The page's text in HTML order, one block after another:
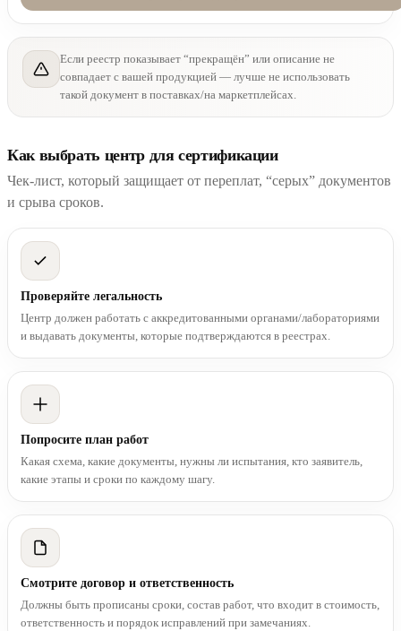
Если реестр показывает “прекращён” или описание не
совпадает с вашей продукцией — лучше не использовать
такой документ в поставках/на маркетплейсах.
Как выбрать центр для сертификации
Чек-лист, который защищает от переплат, “серых” документов
и срыва сроков.
Проверяйте легальность
Центр должен работать с аккредитованными органами/лабораториями
и выдавать документы, которые подтверждаются в реестрах.
Попросите план работ
Какая схема, какие документы, нужны ли испытания, кто заявитель,
какие этапы и сроки по каждому шагу.
Смотрите договор и ответственность
Должны быть прописаны сроки, состав работ, что входит в стоимость,
ответственность и порядок исправлений при замечаниях.